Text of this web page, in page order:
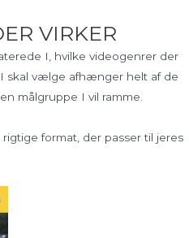
VIRKER
I, hvilke videogenrer der
skal vælge afhænger helt af de
målgruppe I vil ramme.
format, der passer til jeres